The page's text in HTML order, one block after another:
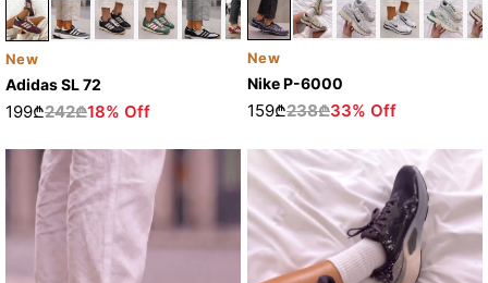
New
Adidas SL 72
199₾242₾18% Off
New
Nike P-6000
159₾238₾33% Off